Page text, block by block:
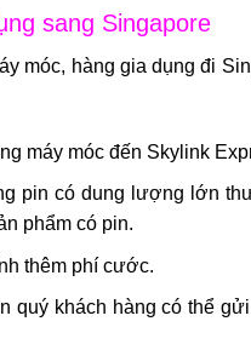
sang Singapore
móc, hàng gia dụng đi
máy móc đến Skylink
pin có dung lượng lớn
phẩm có pin.
thêm phí cước.
quý khách hàng có thể